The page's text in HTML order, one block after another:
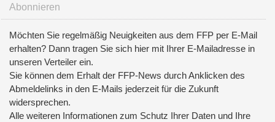
Abonnieren
Möchten Sie regelmäßig Neuigkeiten aus dem FFP per E-Mail
erhalten? Dann tragen Sie sich hier mit Ihrer E-Mailadresse in
unseren Verteiler ein.
Sie können dem Erhalt der FFP-News durch Anklicken des
Abmeldelinks in den E-Mails jederzeit für die Zukunft
widersprechen.
Alle weiteren Informationen zum Schutz Ihrer Daten und Ihre